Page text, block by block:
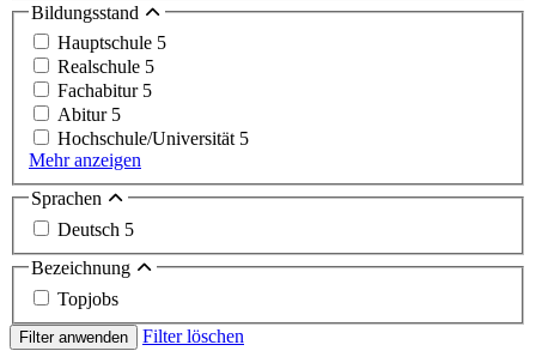
Bildungsstand
Hauptschule 5
Realschule 5
Fachabitur 5
Abitur 5
Hochschule/Universität 5
Mehr anzeigen
Sprachen
Deutsch 5
Bezeichnung
Topjobs
Filter anwenden Filter löschen